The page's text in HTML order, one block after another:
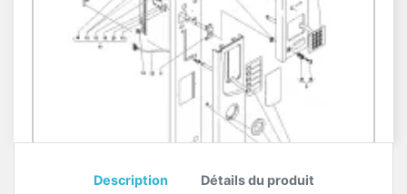
Description Détails du produit